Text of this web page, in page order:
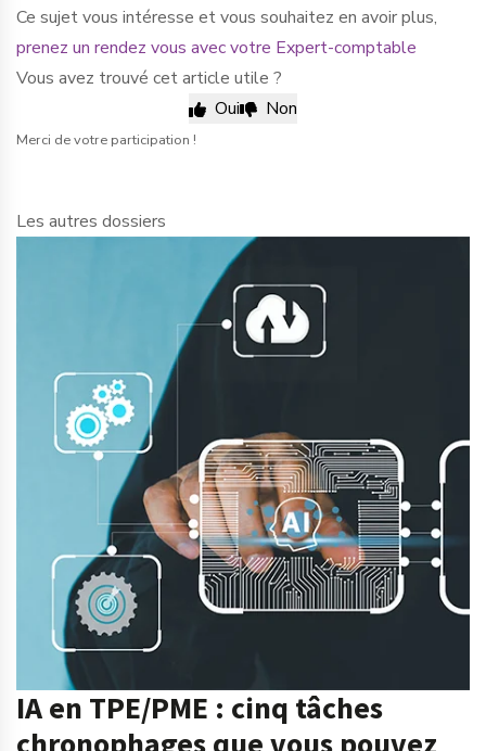
Ce sujet vous intéresse et vous souhaitez en avoir plus,
prenez un rendez vous avec votre Expert-comptable
Vous avez trouvé cet article utile ?
Oui
Non
Merci de votre participation !
Les autres dossiers
IA en TPE/PME : cinq tâches
chronophages que vous pouvez